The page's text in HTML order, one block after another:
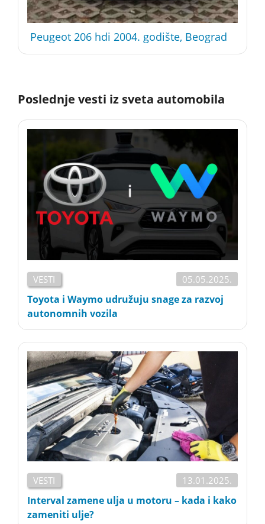
Peugeot 206 hdi 2004. godište, Beograd
Poslednje vesti iz sveta automobila
VESTI 05.05.2025.
Toyota i Waymo udružuju snage za razvoj
autonomnih vozila
VESTI 13.01.2025.
Interval zamene ulja u motoru – kada i kako
zameniti ulje?